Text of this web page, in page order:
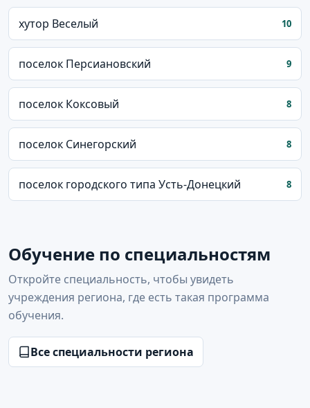
хутор Веселый 10
поселок Персиановский 9
поселок Коксовый 8
поселок Синегорский 8
поселок городского типа Усть-Донецкий 8
Обучение по специальностям
Откройте специальность, чтобы увидеть
учреждения региона, где есть такая программа
обучения.
Все специальности региона